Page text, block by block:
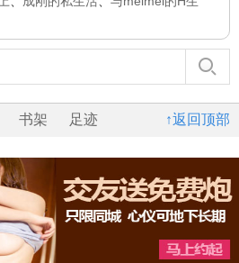
↑返回顶部
书架 足迹